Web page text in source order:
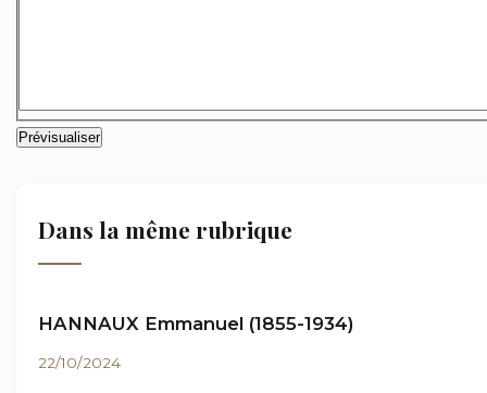
Dans la même rubrique
HANNAUX Emmanuel (1855-1934)
22/10/2024